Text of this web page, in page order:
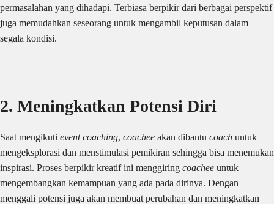
permasalahan yang dihadapi. Terbiasa berpikir dari berbagai perspektif
juga memudahkan seseorang untuk mengambil keputusan dalam
segala kondisi.
2. Meningkatkan Potensi Diri
Saat mengikuti event coaching, coachee akan dibantu coach untuk
mengeksplorasi dan menstimulasi pemikiran sehingga bisa menemukan
inspirasi. Proses berpikir kreatif ini menggiring coachee untuk
mengembangkan kemampuan yang ada pada dirinya. Dengan
menggali potensi juga akan membuat perubahan dan meningkatkan